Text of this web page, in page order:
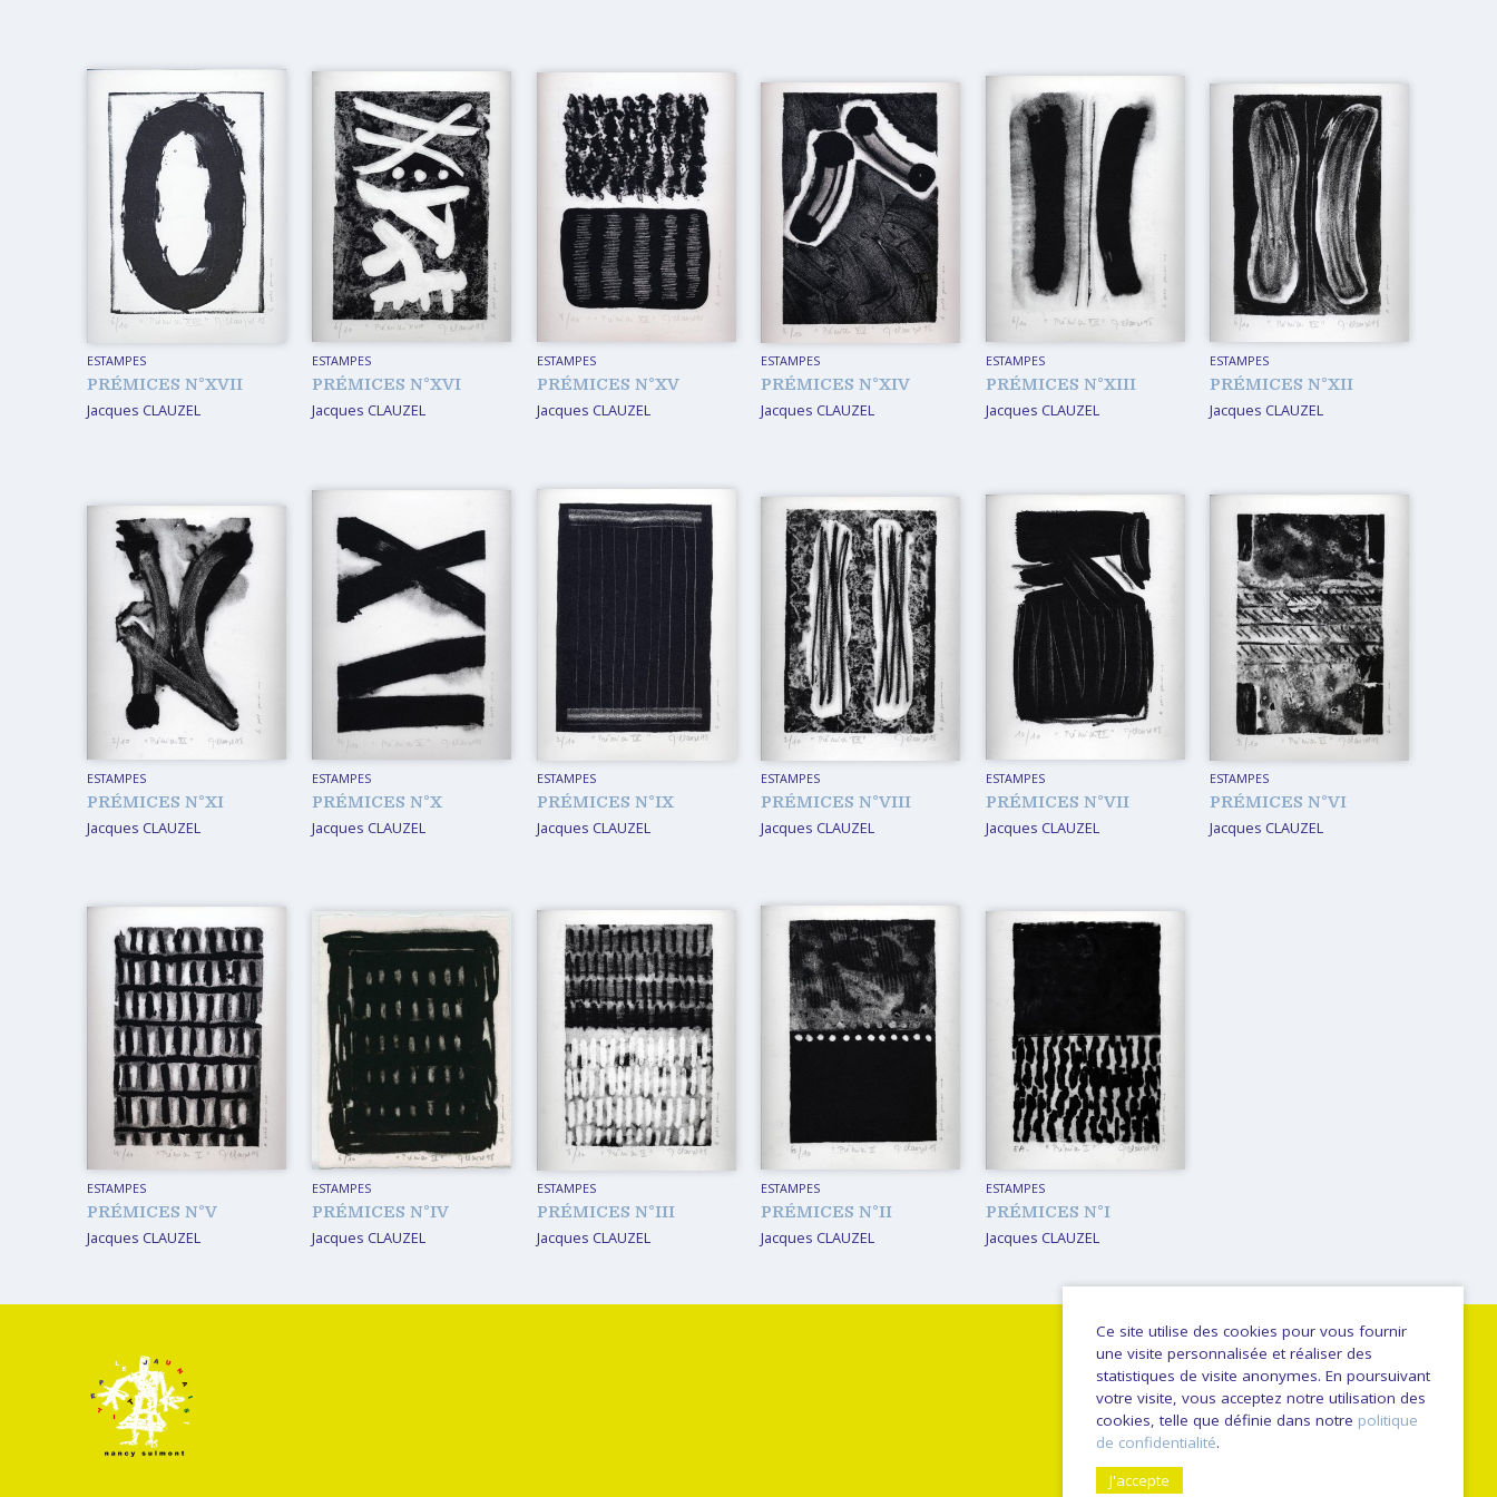
ESTAMPES
PRÉMICES N°XVII
Jacques CLAUZEL
ESTAMPES
PRÉMICES N°XVI
Jacques CLAUZEL
ESTAMPES
PRÉMICES N°XV
Jacques CLAUZEL
ESTAMPES
PRÉMICES N°XIV
Jacques CLAUZEL
ESTAMPES
PRÉMICES N°XIII
Jacques CLAUZEL
ESTAMPES
PRÉMICES N°XII
Jacques CLAUZEL
ESTAMPES
PRÉMICES N°XI
Jacques CLAUZEL
ESTAMPES
PRÉMICES N°X
Jacques CLAUZEL
ESTAMPES
PRÉMICES N°IX
Jacques CLAUZEL
ESTAMPES
PRÉMICES N°VIII
Jacques CLAUZEL
ESTAMPES
PRÉMICES N°VII
Jacques CLAUZEL
ESTAMPES
PRÉMICES N°VI
Jacques CLAUZEL
ESTAMPES
PRÉMICES N°V
Jacques CLAUZEL
ESTAMPES
PRÉMICES N°IV
Jacques CLAUZEL
ESTAMPES
PRÉMICES N°III
Jacques CLAUZEL
ESTAMPES
PRÉMICES N°II
Jacques CLAUZEL
ESTAMPES
PRÉMICES N°I
Jacques CLAUZEL
Ce site utilise des cookies pour vous fournir
une visite personnalisée et réaliser des
statistiques de visite anonymes. En poursuivant
votre visite, vous acceptez notre utilisation des
cookies, telle que définie dans notre politique
de confidentialité.
J'accepte